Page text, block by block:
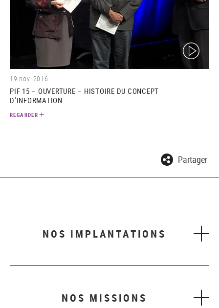
(video)
19 nov. 2016
PIF 15 – OUVERTURE – HISTOIRE DU CONCEPT
D'INFORMATION
REGARDER
Partager
NOS IMPLANTATIONS
NOS MISSIONS